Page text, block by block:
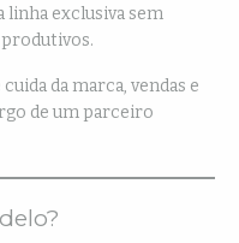
linha exclusiva sem
da marca, vendas e
de um parceiro